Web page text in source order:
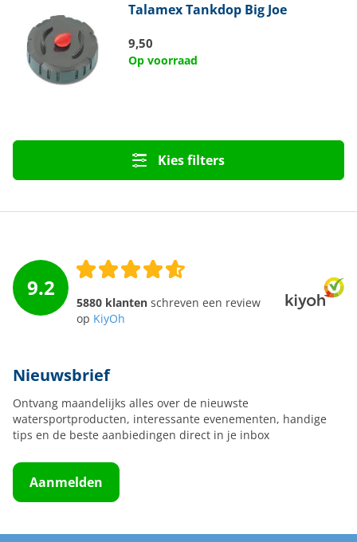
TalamexTankdop Big Joe
9,50
Op voorraad
Kies filters
9.2
5880 klanten schreven een review
op KiyOh
Nieuwsbrief
Ontvang maandelijks alles over de nieuwste
watersportproducten, interessante evenementen, handige
tips en de beste aanbiedingen direct in je inbox
Aanmelden